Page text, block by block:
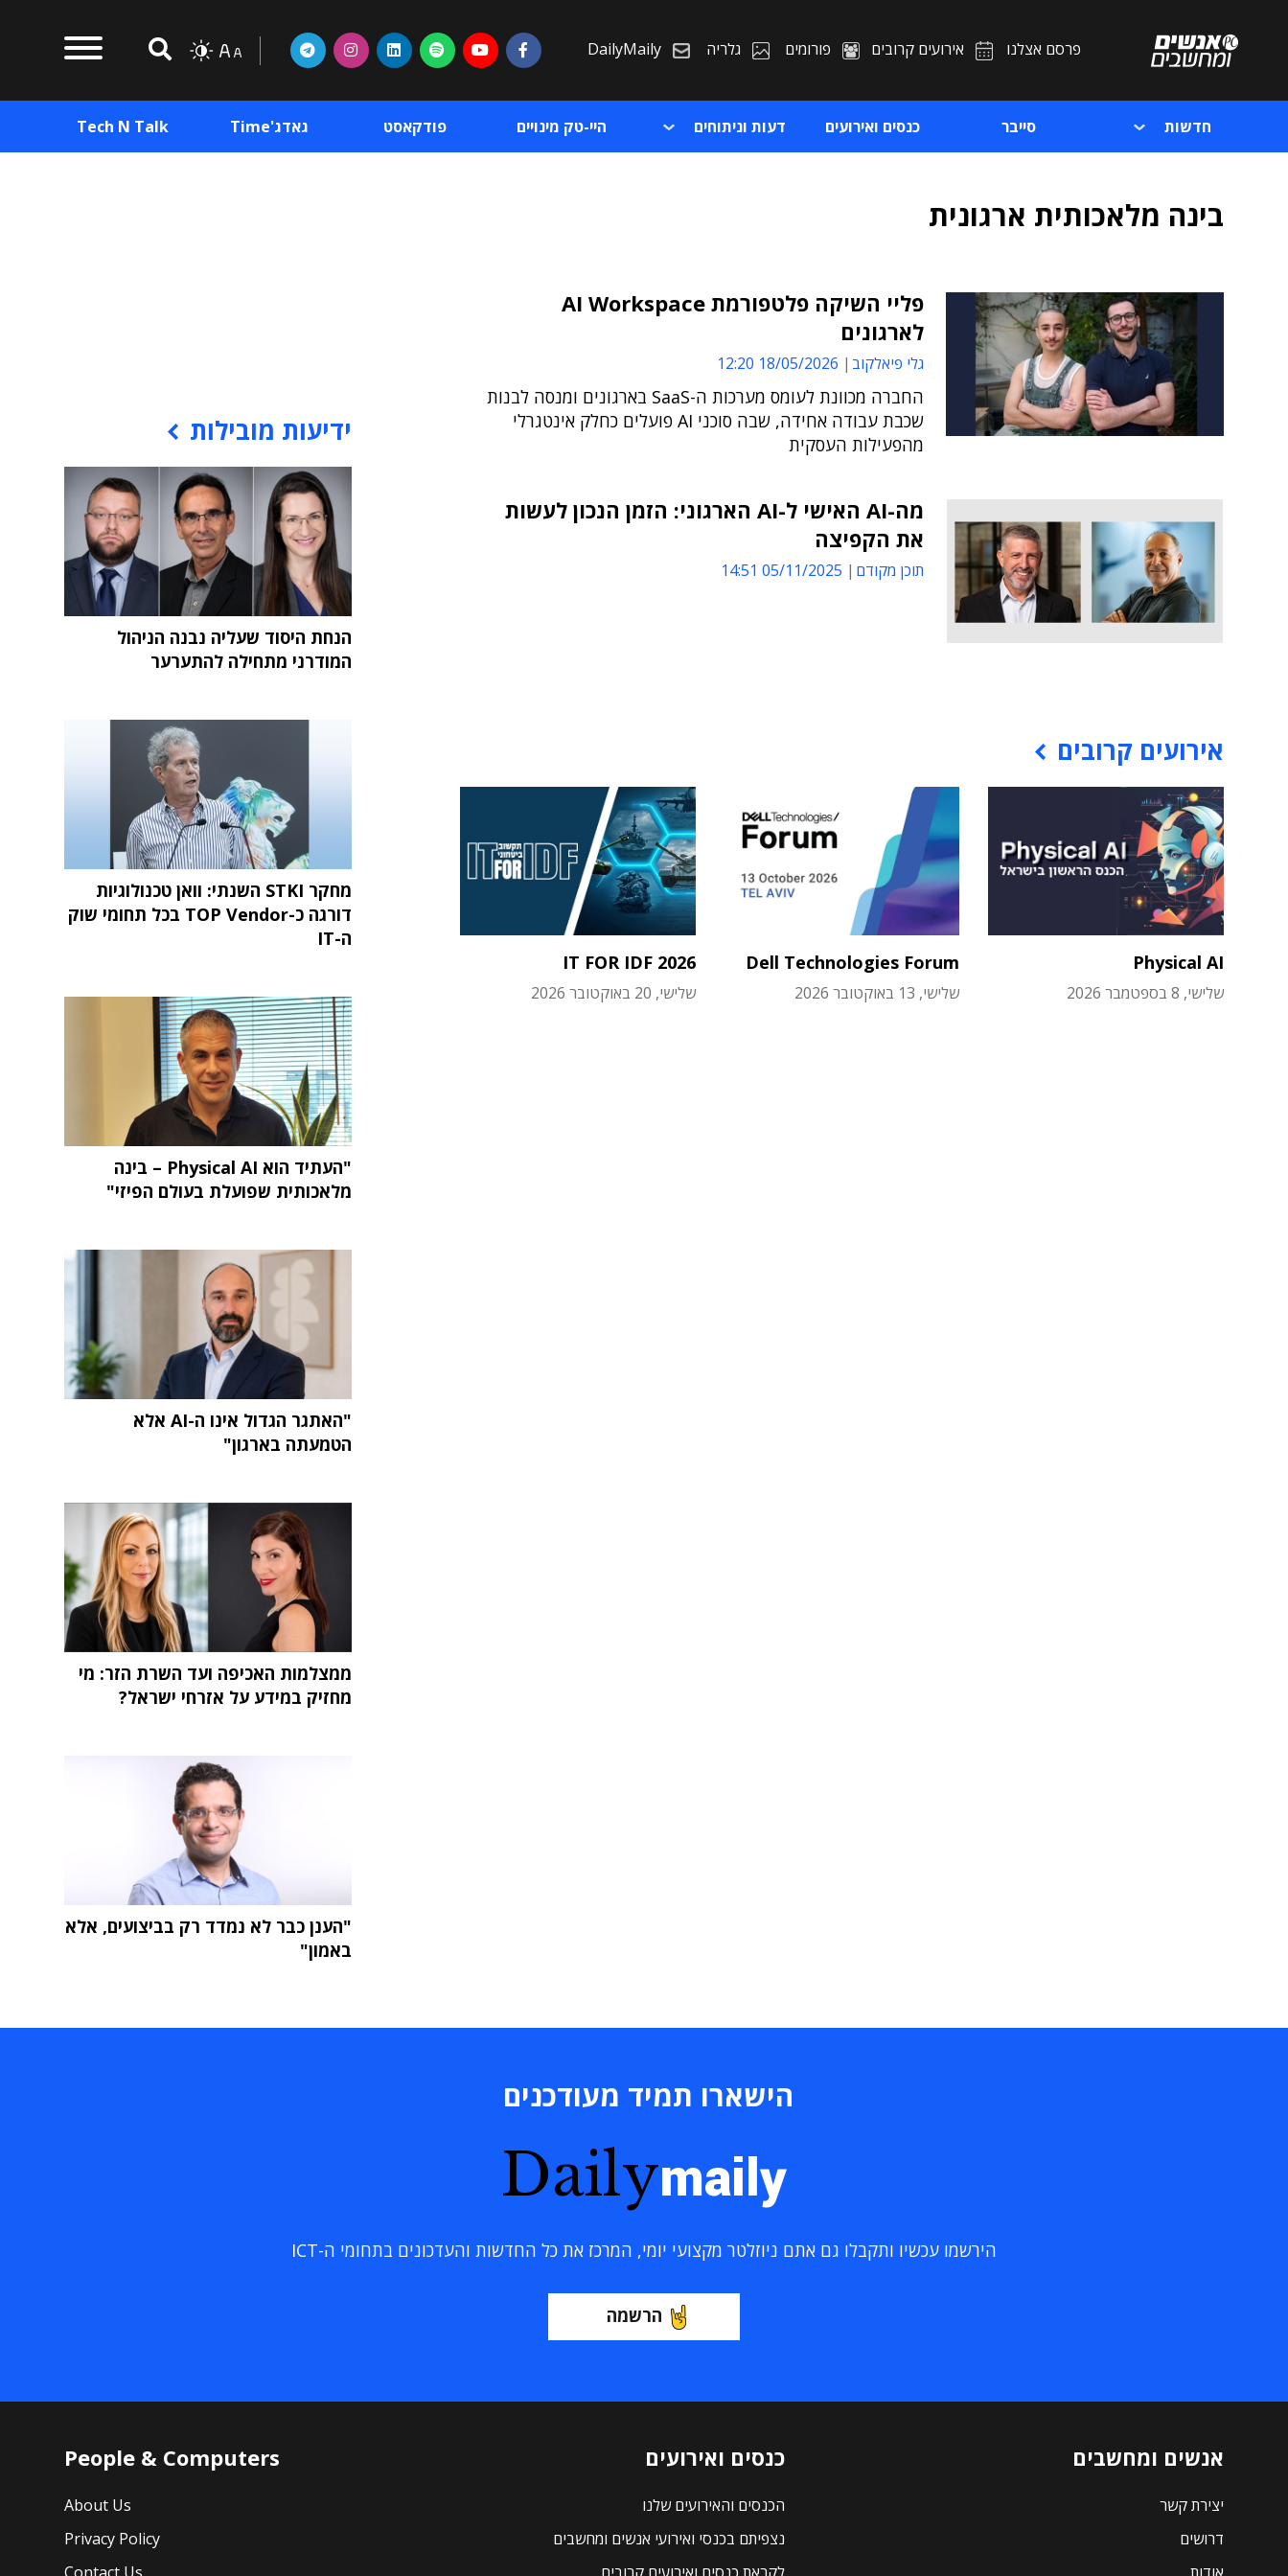
פרסם אצלנו אירועים קרובים פורומים גלריה DailyMaily
חדשות סייבר כנסים ואירועים דעות וניתוחים היי-טק מינויים פודקאסט גאדג'Time Tech N Talk
בינה מלאכותית ארגונית
פליי השיקה פלטפורמת AI Workspace
לארגונים
גלי פיאלקוב 18/05/2026 12:20
החברה מכוונת לעומס מערכות ה-SaaS בארגונים ומנסה לבנות
שכבת עבודה אחידה, שבה סוכני AI פועלים כחלק אינטגרלי
מהפעילות העסקית
מה-AI האישי ל-AI הארגוני: הזמן הנכון לעשות
את הקפיצה
תוכן מקודם 05/11/2025 14:51
אירועים קרובים
Physical AI
שלישי, 8 בספטמבר 2026
Dell Technologies Forum
שלישי, 13 באוקטובר 2026
IT FOR IDF 2026
שלישי, 20 באוקטובר 2026
ידיעות מובילות
הנחת היסוד שעליה נבנה הניהול
המודרני מתחילה להתערער
מחקר STKI השנתי: וואן טכנולוגיות
דורגה כ-TOP Vendor בכל תחומי שוק
ה-IT
"העתיד הוא Physical AI – בינה
מלאכותית שפועלת בעולם הפיזי"
"האתגר הגדול אינו ה-AI אלא
הטמעתה בארגון"
ממצלמות האכיפה ועד השרת הזר: מי
מחזיק במידע על אזרחי ישראל?
"הענן כבר לא נמדד רק בביצועים, אלא
באמון"
הישארו תמיד מעודכנים
Dailymaily
הירשמו עכשיו ותקבלו גם אתם ניוזלטר מקצועי יומי, המרכז את כל החדשות והעדכונים בתחומי ה-ICT
הרשמה
אנשים ומחשבים
יצירת קשר
דרושים
כנסים ואירועים
הכנסים והאירועים שלנו
נצפיתם בכנסי ואירועי אנשים ומחשבים
People & Computers
About Us
Privacy Policy